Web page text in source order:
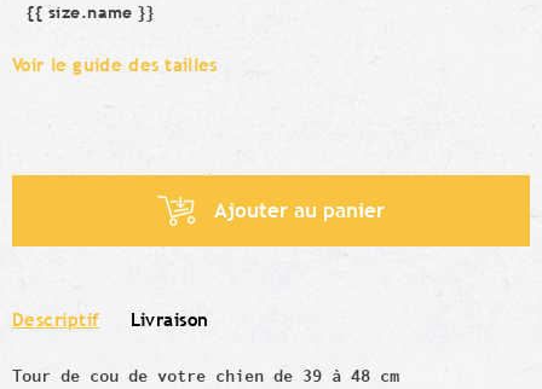
Taille
{{ size.name }}
Voir le guide des tailles
Ajouter au panier
Descriptif Livraison
Tour de cou de votre chien de 39 à 48 cm